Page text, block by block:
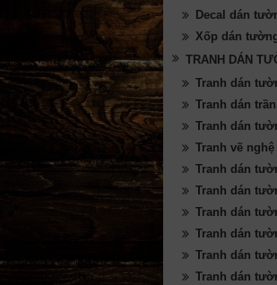
Decal dán
Xốp dán
TRANH DÁN
Tranh dán
Tranh dán trần
Tranh dán
Tranh vẽ
Tranh dán
Tranh dán
Tranh dán
Tranh dán
Tranh dán
Tranh dán